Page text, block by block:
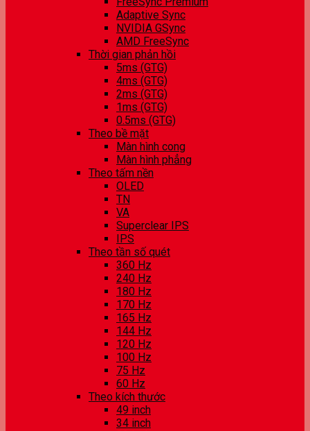
Adaptive Sync
NVIDIA GSync
AMD FreeSync
Thời gian phản hồi
5ms (GTG)
4ms (GTG)
2ms (GTG)
1ms (GTG)
0.5ms (GTG)
Theo bề mặt
Màn hình cong
Màn hình phẳng
Theo tấm nền
OLED
TN
VA
Superclear IPS
IPS
Theo tần số quét
360 Hz
240 Hz
180 Hz
170 Hz
165 Hz
144 Hz
120 Hz
100 Hz
75 Hz
60 Hz
Theo kích thước
49 inch
34 inch